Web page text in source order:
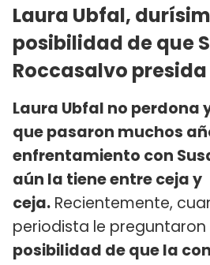
Laura Ubfal,
posibilidad de que
Roccasalvo presida
Laura Ubfal no perdona
que pasaron muchos
enfrentamiento con
aún la tiene entre ceja y
ceja. Recientemente,
periodista le preguntaron
posibilidad de que la